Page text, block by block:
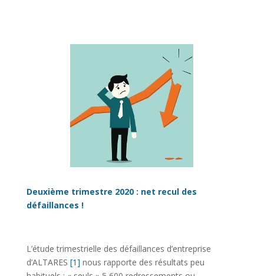
Deuxième trimestre 2020 : net recul des
défaillances !
L’étude trimestrielle des défaillances d’entreprise
d’ALTARES [1] nous rapporte des résultats peu